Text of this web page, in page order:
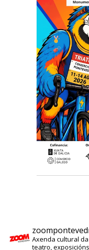
Axenda cultural
teatro,